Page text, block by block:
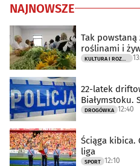
NAJNOWSZE
Tak powstaną
roślinami i
KULTURA I ROZRYWKA
22-latek
Białymstoku.
DROGÓWKA 12:40
Ściąga kibica.
liga
SPORT 12:10